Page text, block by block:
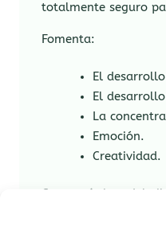
totalmente seguro
Fomenta:
El
El
La
Emoción.
Creatividad.
Características del